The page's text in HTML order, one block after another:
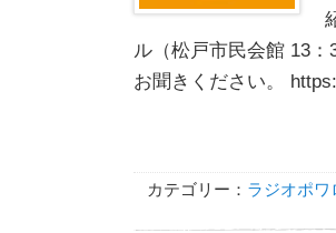
ル（松戸市民会館 13
お聞きください。
カテゴリー： ラジオポワ